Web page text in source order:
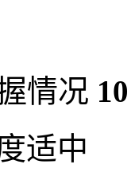
情况
适中